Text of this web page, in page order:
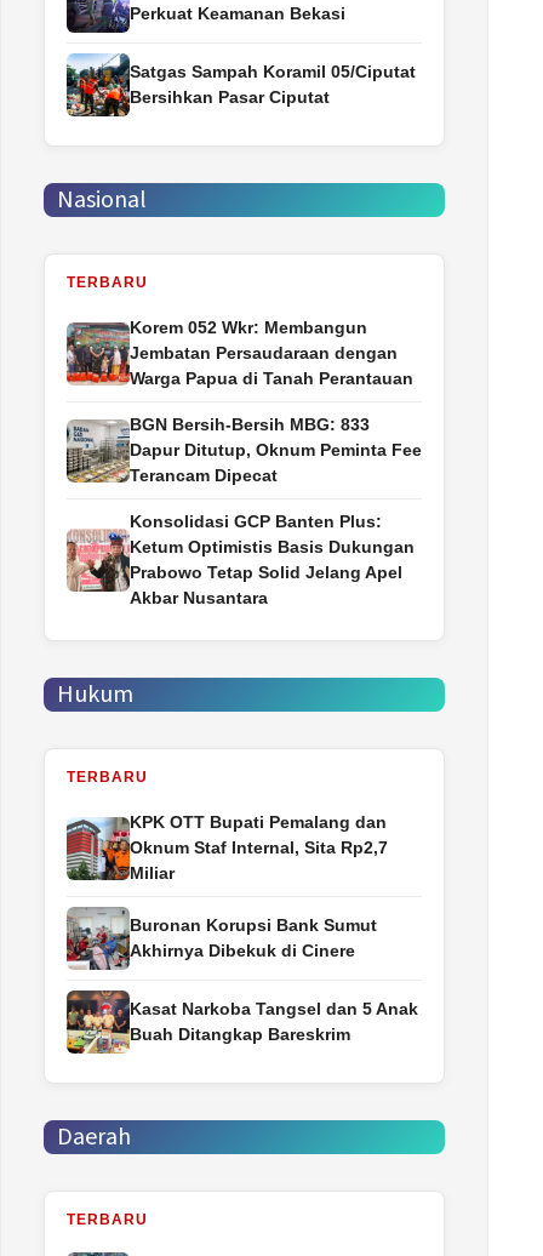
Perkuat Keamanan Bekasi
Satgas Sampah Koramil 05/Ciputat
Bersihkan Pasar Ciputat
Nasional
TERBARU
Korem 052 Wkr: Membangun
Jembatan Persaudaraan dengan
Warga Papua di Tanah Perantauan
BGN Bersih-Bersih MBG: 833
Dapur Ditutup, Oknum Peminta Fee
Terancam Dipecat
Konsolidasi GCP Banten Plus:
Ketum Optimistis Basis Dukungan
Prabowo Tetap Solid Jelang Apel
Akbar Nusantara
Hukum
TERBARU
‎KPK OTT Bupati Pemalang dan
Oknum Staf Internal, Sita Rp2,7
Miliar
Buronan Korupsi Bank Sumut
Akhirnya Dibekuk di Cinere
Kasat Narkoba Tangsel dan 5 Anak
Buah Ditangkap Bareskrim
Daerah
TERBARU